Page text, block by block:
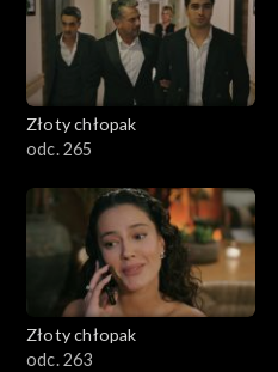
Złoty chłopak
odc. 265
Złoty chłopak
odc. 263